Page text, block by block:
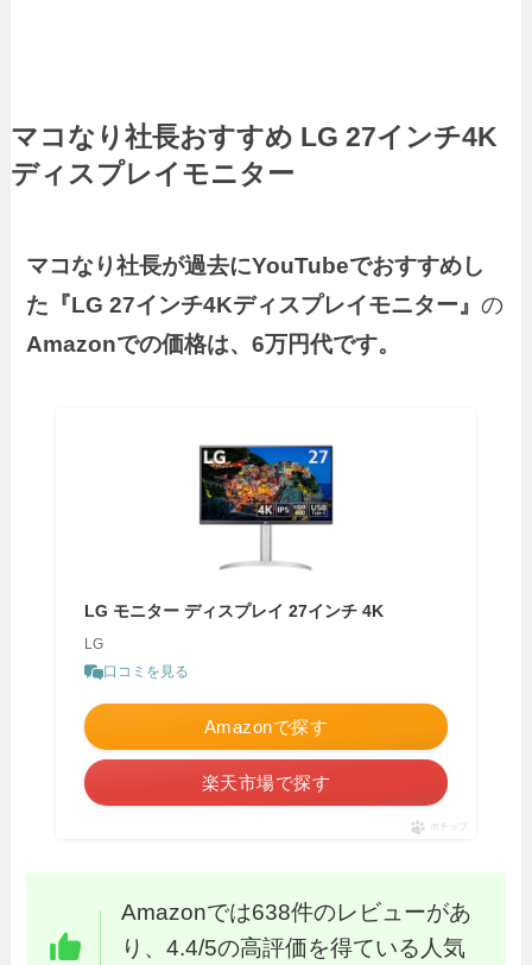
マコなり社長おすすめ LG 27インチ4K
ディスプレイモニター
マコなり社長が過去にYouTubeでおすすめし
た『LG 27インチ4Kディスプレイモニター』の
Amazonでの価格は、6万円代です。
LG モニター ディスプレイ 27インチ 4K
LG
口コミを見る
Amazonで探す
楽天市場で探す
ポチップ
Amazonでは638件のレビューがあ
り、4.4/5の高評価を得ている人気